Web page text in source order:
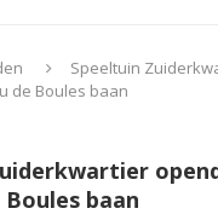
Speeltuin
de Boules baan
Boules baan